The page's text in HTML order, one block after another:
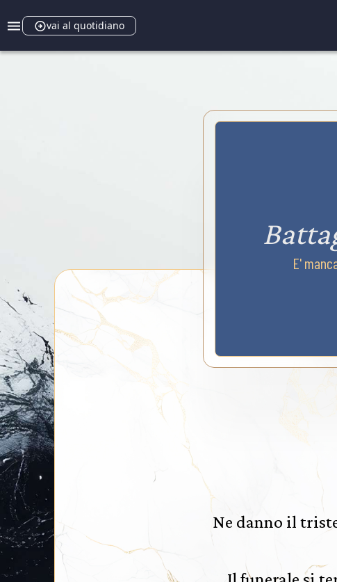
vai al quotidiano
E'
Ne danno il